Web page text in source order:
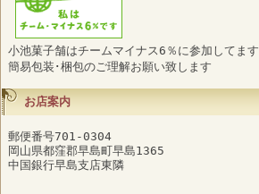
小池菓子舗はチームマイナス6％に参加してます
簡易包装･梱包のご理解お願い致します
お店案内
郵便番号701-0304
岡山県都窪郡早島町早島1365
中国銀行早島支店東隣